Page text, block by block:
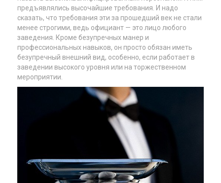
предъявлялись высочайшие требования. И надо
сказать, что требования эти за прошедший век не стали
менее строгими, ведь официант — это лицо любого
заведения. Кроме безупречных манер и
профессиональных навыков, он просто обязан иметь
безупречный внешний вид, особенно, если работает в
заведении высокого уровня или на торжественном
мероприятии.